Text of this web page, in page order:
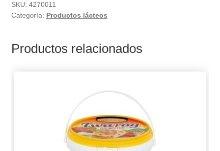
SKU: 4270011
Categoría: Productos lácteos
Productos relacionados